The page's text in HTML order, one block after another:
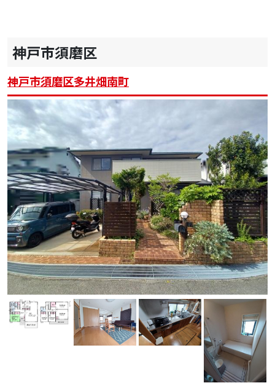
神戸市須磨区
神戸市須磨区多井畑南町